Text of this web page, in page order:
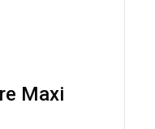
Maxi